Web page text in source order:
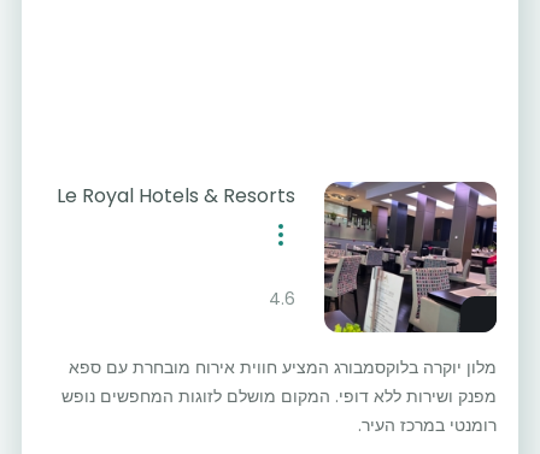
Le Royal Hotels & Resorts
4.6
מלון יוקרה בלוקסמבורג המציע חווית אירוח מובחרת עם ספא
מפנק ושירות ללא דופי. המקום מושלם לזוגות המחפשים נופש
רומנטי במרכז העיר.